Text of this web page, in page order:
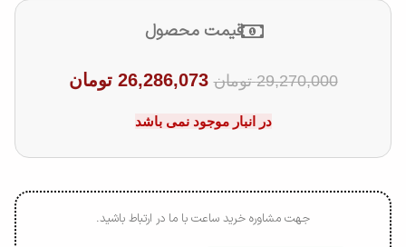
قیمت محصول
29,270,000 تومان 26,286,073 تومان
در انبار موجود نمی باشد
جهت مشاوره خرید ساعت با ما در ارتباط باشید.